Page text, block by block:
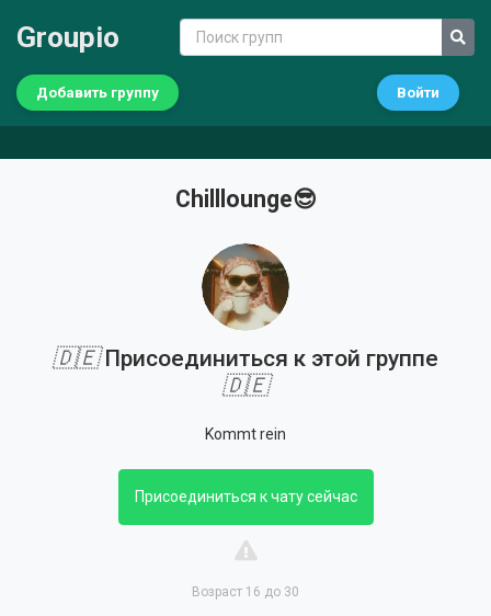
Groupio
Добавить группу Войти
Chilllounge😎
🇩🇪Присоединиться к этой группе
🇩🇪
Kommt rein
Присоединиться к чату сейчас
Возраст 16 до 30